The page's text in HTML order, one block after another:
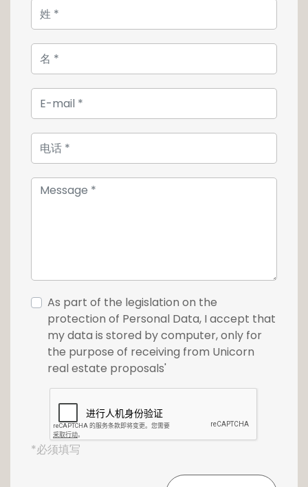
vaste quatrième appartement. Le terrain de
près de 14 ares abrite 3 garages fermés et un
très joli jardin arboré. Une partie du terrain est
constructible et permet soit de réaliser une
extension de l'hôtel particulier d'une surface
d'environ de 400m2, soit de construire une
maison individuelle de la même surface.
Destiné exclusivement à des fins d'habitation,
l'hôtel particulier offre plusieurs possibilités à
son futur propriétaire :
- garder son utilisation d'origine et accueillir
luxe avec 7 à 10 appartements
Pour plus d'informations, n'hésitez pas à nous
contacter au 26 54 17 17.
As part of the legislation on the
protection of Personal Data, I accept that
my data is stored by computer, only for
the purpose of receiving from Unicorn
real estate proposals'
*必须填写